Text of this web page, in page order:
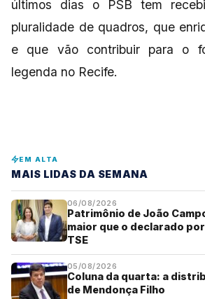
últimos dias o PSB tem
pluralidade de quadros, que
e que vão contribuir para o
legenda no Recife.
EM ALTA
MAIS LIDAS DA SEMANA
06/08/2026
Patrimônio de João
maior que o declarado
TSE
05/08/2026
Coluna da quarta: a
de Mendonça Filho